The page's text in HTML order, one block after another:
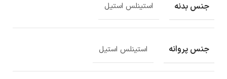
جنس بدنه استینلس استیل
جنس پروانه استینلس استیل